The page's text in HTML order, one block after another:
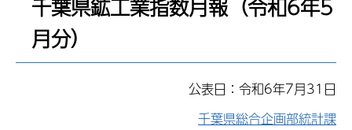
千葉県鉱工業指数月報（令和6年5
月分）
公表日：令和6年7月31日
千葉県総合企画部統計課